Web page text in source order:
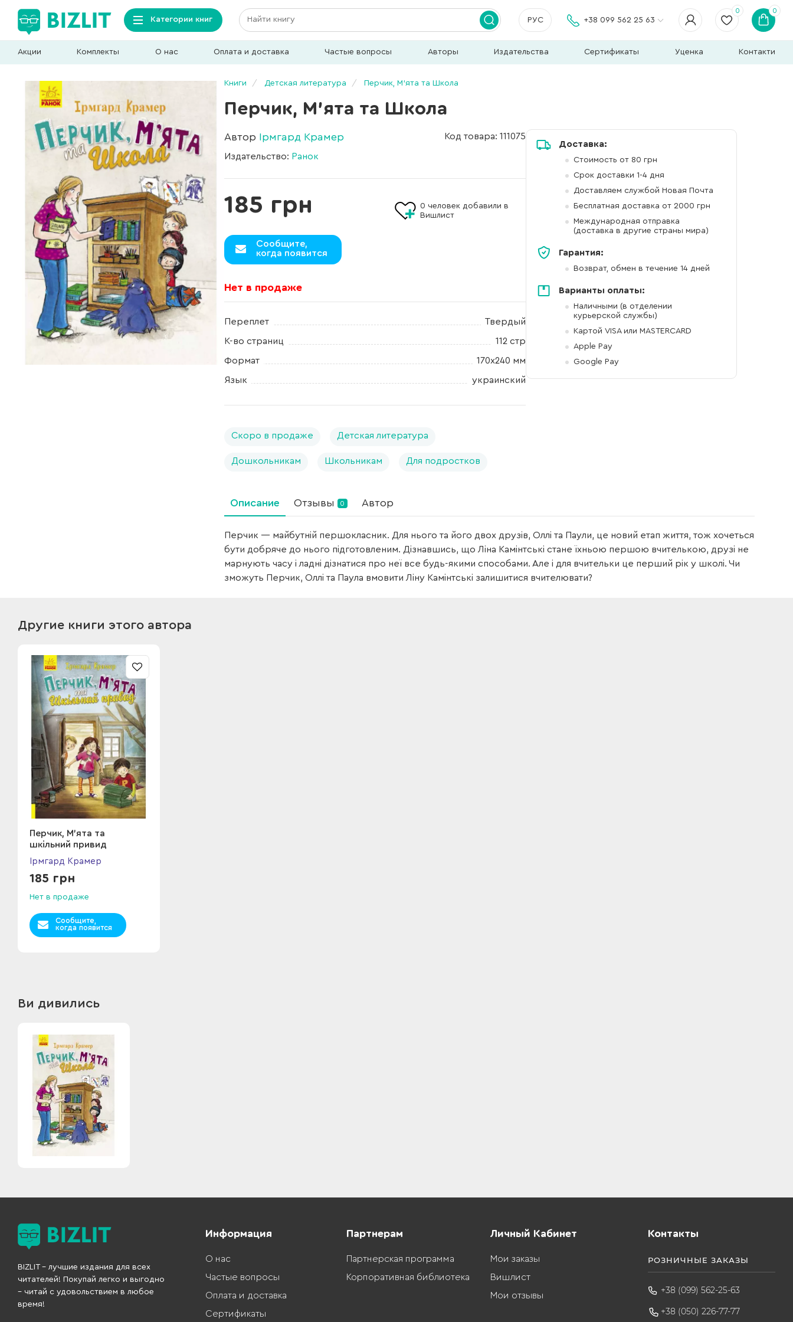
Категории книг РУС +38 099 562 25 63
0 0
Акции Комплекты О нас Оплата и доставка Частые вопросы Авторы Издательства Сертификаты Уценка Контакти
Книги Детская литература Перчик, М’ята та Школа
Перчик, М’ята та Школа
Автор Ірмгард Крамер
Издательство: Ранок
Код товара: 111075
185 грн
Сообщите,
когда появится
0 человек добавили в
Вишлист
Нет в продаже
Переплет Твердый
К-во страниц 112 стр
Формат 170х240 мм
Язык украинский
Скоро в продаже Детская литература
Дошкольникам Школьникам Для подростков
Доставка:
Стоимость от 80 грн
Срок доставки 1-4 дня
Доставляем службой Новая Почта
Бесплатная доставка от 2000 грн
Международная отправка
(доставка в другие страны мира)
Гарантия:
Возврат, обмен в течение 14 дней
Варианты оплаты:
Наличными (в отделении
курьерской службы)
Картой VISA или MASTERCARD
Apple Pay
Google Pay
Описание Отзывы 0 Автор
Перчик — майбутній першокласник. Для нього та його двох друзів, Оллі та Паули, це новий етап життя, тож хочеться
бути добряче до нього підготовленим. Дізнавшись, що Ліна Камінтські стане їхньою першою вчителькою, друзі не
марнують часу і ладні дізнатися про неї все будь-якими способами. Але і для вчительки це перший рік у школі. Чи
зможуть Перчик, Оллі та Паула вмовити Ліну Камінтські залишитися вчителювати?
Другие книги этого автора
Перчик, М’ята та
шкільний привид
Ірмгард Крамер
185 грн
Нет в продаже
Сообщите,
когда появится
Ви дивились
BIZLIT – лучшие издания для всех
читателей! Покупай легко и выгодно
– читай с удовольствием в любое
время!
Информация
О нас
Частые вопросы
Оплата и доставка
Сертификаты
Партнерам
Партнерская программа
Корпоративная библиотека
Личный Кабинет
Мои заказы
Вишлист
Мои отзывы
Контакты
РОЗНИЧНЫЕ ЗАКАЗЫ
+38 (099) 562-25-63
+38 (050) 226-77-77